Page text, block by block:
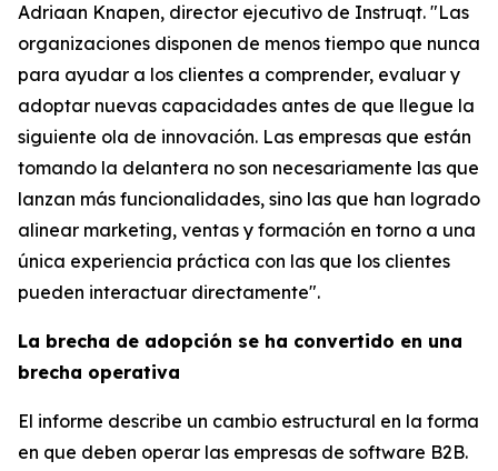
Adriaan Knapen, director ejecutivo de Instruqt. "Las
organizaciones disponen de menos tiempo que nunca
para ayudar a los clientes a comprender, evaluar y
adoptar nuevas capacidades antes de que llegue la
siguiente ola de innovación. Las empresas que están
tomando la delantera no son necesariamente las que
lanzan más funcionalidades, sino las que han logrado
alinear marketing, ventas y formación en torno a una
única experiencia práctica con las que los clientes
pueden interactuar directamente".
La brecha de adopción se ha convertido en una
brecha operativa
El informe describe un cambio estructural en la forma
en que deben operar las empresas de software B2B.